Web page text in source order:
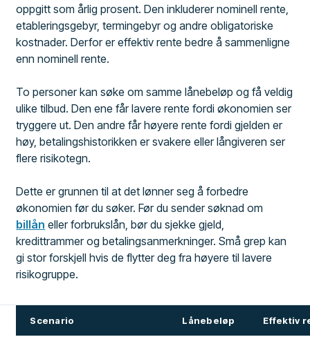
oppgitt som årlig prosent. Den inkluderer nominell rente,
etableringsgebyr, termingebyr og andre obligatoriske
kostnader. Derfor er effektiv rente bedre å sammenligne
enn nominell rente.
To personer kan søke om samme lånebeløp og få veldig
ulike tilbud. Den ene får lavere rente fordi økonomien ser
tryggere ut. Den andre får høyere rente fordi gjelden er
høy, betalingshistorikken er svakere eller långiveren ser
flere risikotegn.
Dette er grunnen til at det lønner seg å forbedre
økonomien før du søker. Før du sender søknad om
billån eller forbrukslån, bør du sjekke gjeld,
kredittrammer og betalingsanmerkninger. Små grep kan
gi stor forskjell hvis de flytter deg fra høyere til lavere
risikogruppe.
Scenario Lånebeløp Effektiv